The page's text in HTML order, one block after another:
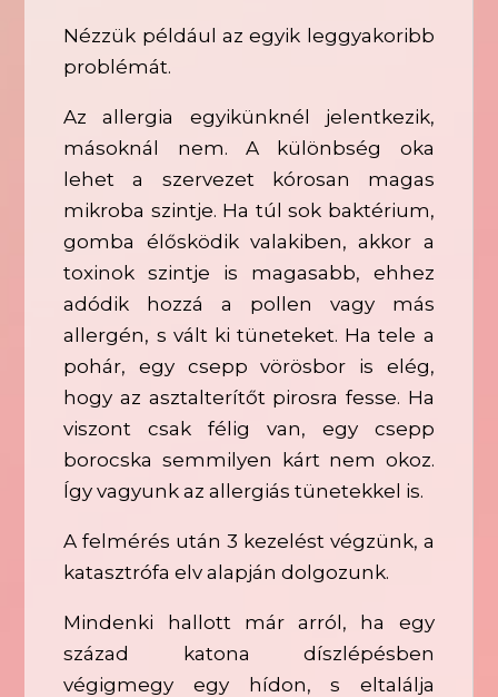
Nézzük például az egyik leggyakoribb
problémát.
Az allergia egyikünknél jelentkezik,
másoknál nem. A különbség oka
lehet a szervezet kórosan magas
mikroba szintje. Ha túl sok baktérium,
gomba élősködik valakiben, akkor a
toxinok szintje is magasabb, ehhez
adódik hozzá a pollen vagy más
allergén, s vált ki tüneteket. Ha tele a
pohár, egy csepp vörösbor is elég,
hogy az asztalterítőt pirosra fesse. Ha
viszont csak félig van, egy csepp
borocska semmilyen kárt nem okoz.
Így vagyunk az allergiás tünetekkel is.
A felmérés után 3 kezelést végzünk, a
katasztrófa elv alapján dolgozunk.
Mindenki hallott már arról, ha egy
század katona díszlépésben
végigmegy egy hídon, s eltalálja